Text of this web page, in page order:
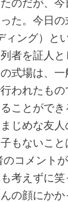
た。今日
ィング）と
者を証人
式場は、一
われたも
ことがで
じめな友
もないこ
コメント
考えずに
の顔にか